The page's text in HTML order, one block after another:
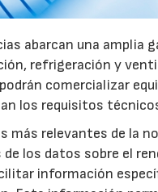
abarcan una amplia
refrigeración y
comercializar
los requisitos
más relevantes de la
de los datos sobre el
información